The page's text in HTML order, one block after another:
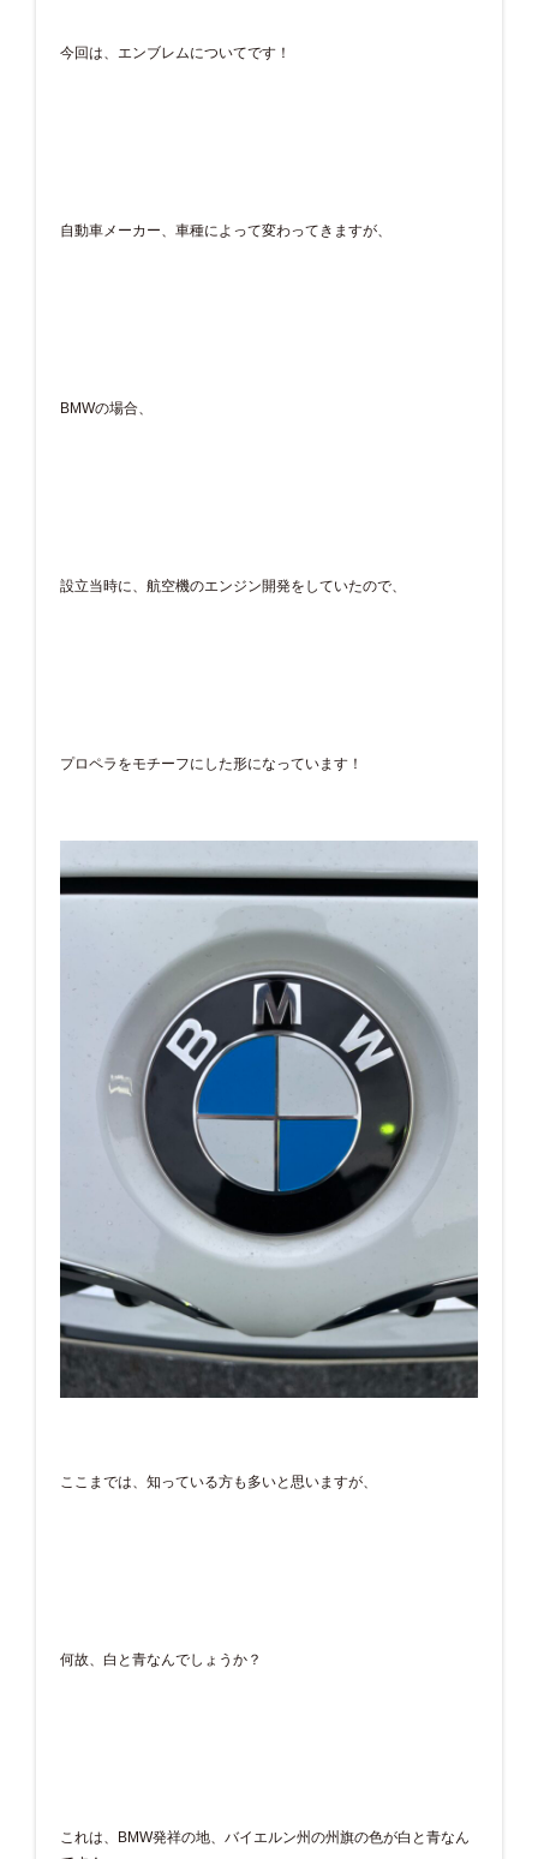
今回は、エンブレムについてです！
自動車メーカー、車種によって変わってきますが、
BMWの場合、
設立当時に、航空機のエンジン開発をしていたので、
プロペラをモチーフにした形になっています！
ここまでは、知っている方も多いと思いますが、
何故、白と青なんでしょうか？
これは、BMW発祥の地、バイエルン州の州旗の色が白と青なん